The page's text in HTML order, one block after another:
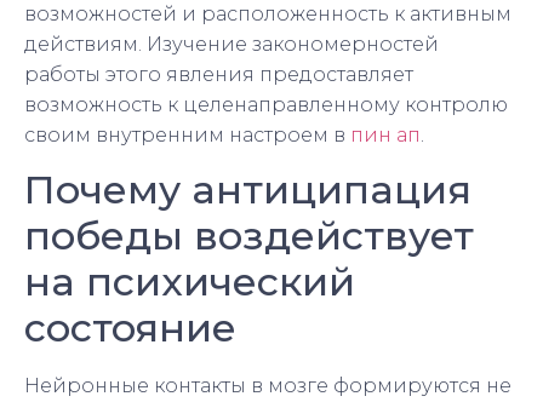
возможностей и расположенность к активным
действиям. Изучение закономерностей
работы этого явления предоставляет
возможность к целенаправленному контролю
своим внутренним настроем в пин ап
Почему антиципация
победы воздействует
на психический
состояние
Нейронные контакты в мозге формируются не